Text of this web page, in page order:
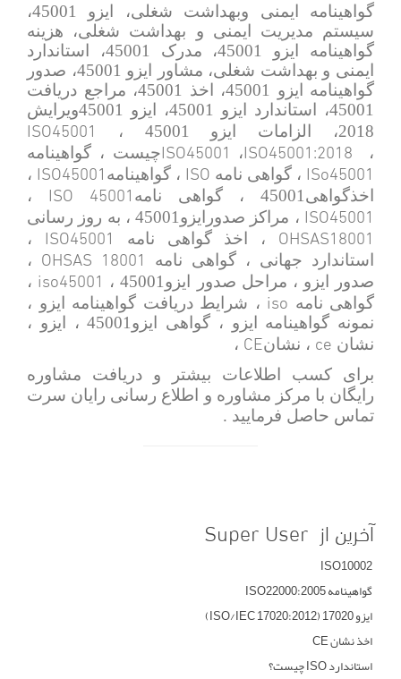
گواهینامه ایمنی وبهداشت شغلی، ایزو 45001،
سیستم مدیریت ایمنی و بهداشت شغلی، هزینه
گواهینامه ایزو 45001، مدرک 45001، استاندارد
ایمنی و بهداشت شغلی، مشاور ایزو 45001، صدور
گواهینامه ایزو 45001، اخذ 45001، مراجع دریافت
45001، استاندارد ایزو 45001، ایزو 45001ویرایش
2018، الزامات ایزو 45001 ،
ISO45001
، ISO45001:2018، ISO45001چیست ، گواهینامه
ISo45001 ، گواهی نامه ISO ، گواهینامه ISO45001 ،
اخذگواهی45001 ، گواهی نامه
ISO 45001 ،
ISO45001 ، مراکز صدورایزو45001 ، به روز رسانی
OHSAS18001 ، اخذ گواهی نامه ISO45001 ،
استاندارد جهانی ، گواهی نامه
OHSAS 18001 ،
صدور ایزو ، مراحل صدور ایزو45001 ،
iso45001 ،
گواهی نامه iso ، شرایط دریافت گواهینامه ایزو ،
نمونه گواهینامه ایزو ، گواهی ایزو45001 ، ایزو ،
نشان ce ، نشانCE ،
برای کسب اطلاعات بیشتر و دریافت مشاوره
رایگان با مرکز مشاوره و اطلاع رسانی رایان سرت
تماس حاصل فرمایید .
آخرین از Super User
ISO10002
گواهینامه ISO22000:2005
ایزو 17020 (ISO/IEC 17020:2012)
اخذ نشان CE
استاندارد ISO چیست؟